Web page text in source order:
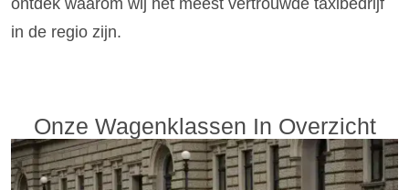
ontdek waarom wij het meest vertrouwde taxibedrijf
in de regio zijn.
Onze Wagenklassen In Overzicht